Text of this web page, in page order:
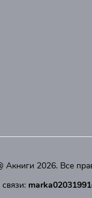
Акниги 2026. Все